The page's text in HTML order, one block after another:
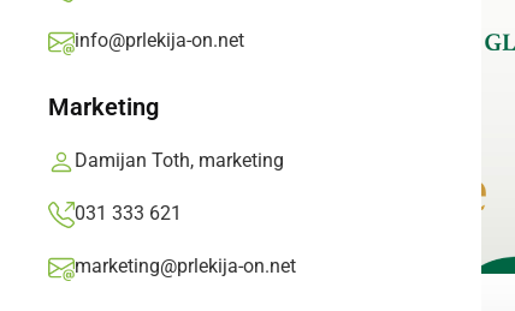
info@prlekija-on.net
Marketing
Damijan Toth, marketing
031 333 621
marketing@prlekija-on.net